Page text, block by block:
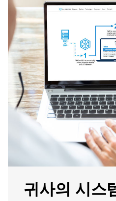
귀사의 시스